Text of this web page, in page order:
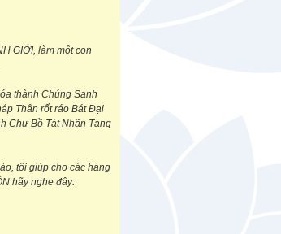
GIỚI, làm một con
thành Chúng Sanh
Thân rốt ráo Bát Đại
Chư Bồ Tát Nhãn Tạng
tôi giúp cho các hàng
hãy nghe đây: